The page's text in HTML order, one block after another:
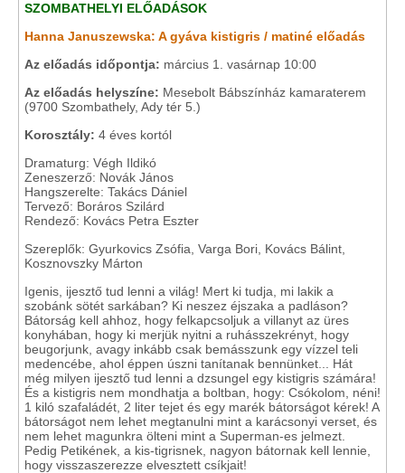
SZOMBATHELYI ELŐADÁSOK
Hanna Januszewska: A gyáva kistigris / matiné előadás
Az előadás időpontja: március 1. vasárnap 10:00
Az előadás helyszíne: Mesebolt Bábszínház kamaraterem
(9700 Szombathely, Ady tér 5.)
Korosztály: 4 éves kortól
Dramaturg: Végh Ildikó
Zeneszerző: Novák János
Hangszerelte: Takács Dániel
Tervező: Boráros Szilárd
Rendező: Kovács Petra Eszter
Szereplők: Gyurkovics Zsófia, Varga Bori, Kovács Bálint,
Kosznovszky Márton
Igenis, ijesztő tud lenni a világ! Mert ki tudja, mi lakik a
szobánk sötét sarkában? Ki neszez éjszaka a padláson?
Bátorság kell ahhoz, hogy felkapcsoljuk a villanyt az üres
konyhában, hogy ki merjük nyitni a ruhásszekrényt, hogy
beugorjunk, avagy inkább csak bemásszunk egy vízzel teli
medencébe, ahol éppen úszni tanítanak bennünket... Hát
még milyen ijesztő tud lenni a dzsungel egy kistigris számára!
És a kistigris nem mondhatja a boltban, hogy: Csókolom, néni!
1 kiló szafaládét, 2 liter tejet és egy marék bátorságot kérek! A
bátorságot nem lehet megtanulni mint a karácsonyi verset, és
nem lehet magunkra ölteni mint a Superman-es jelmezt.
Pedig Petikének, a kis-tigrisnek, nagyon bátornak kell lennie,
hogy visszaszerezze elvesztett csíkjait!